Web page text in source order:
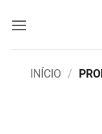
INÍCIO /